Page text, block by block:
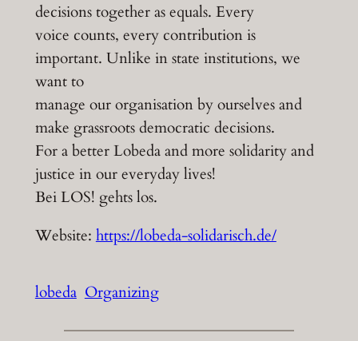
decisions together as equals. Every
voice counts, every contribution is
important. Unlike in state institutions, we
want to
manage our organisation by ourselves and
make grassroots democratic decisions.
For a better Lobeda and more solidarity and
justice in our everyday lives!
Bei LOS! gehts los.
Website: https://lobeda-solidarisch.de/
lobeda Organizing